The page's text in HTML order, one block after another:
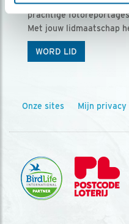
prachtige
Met jouw lidmaatschap
WORD LID
Onze sites Mijn privacy